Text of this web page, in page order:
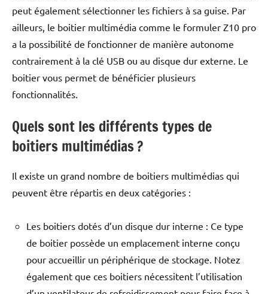
peut également sélectionner les fichiers à sa guise. Par
ailleurs, le boitier multimédia comme le formuler Z10 pro
a la possibilité de fonctionner de manière autonome
contrairement à la clé USB ou au disque dur externe. Le
boitier vous permet de bénéficier plusieurs
fonctionnalités.
Quels sont les différents types de
boitiers multimédias ?
Il existe un grand nombre de boitiers multimédias qui
peuvent être répartis en deux catégories :
Les boitiers dotés d’un disque dur interne : Ce type
de boitier possède un emplacement interne conçu
pour accueillir un périphérique de stockage. Notez
également que ces boitiers nécessitent l’utilisation